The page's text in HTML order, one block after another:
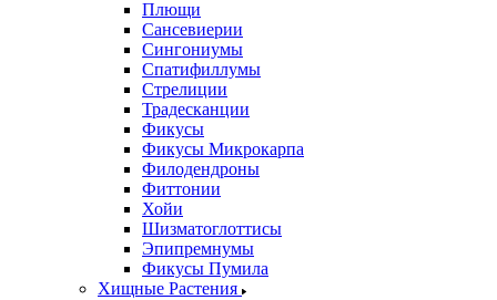
Плющи
Сансевиерии
Сингониумы
Спатифиллумы
Стрелиции
Традесканции
Фикусы
Фикусы Микрокарпа
Филодендроны
Фиттонии
Хойи
Шизматоглоттисы
Эпипремнумы
Фикусы Пумила
Хищные Растения